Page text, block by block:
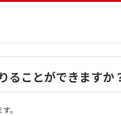
ることができますか
。